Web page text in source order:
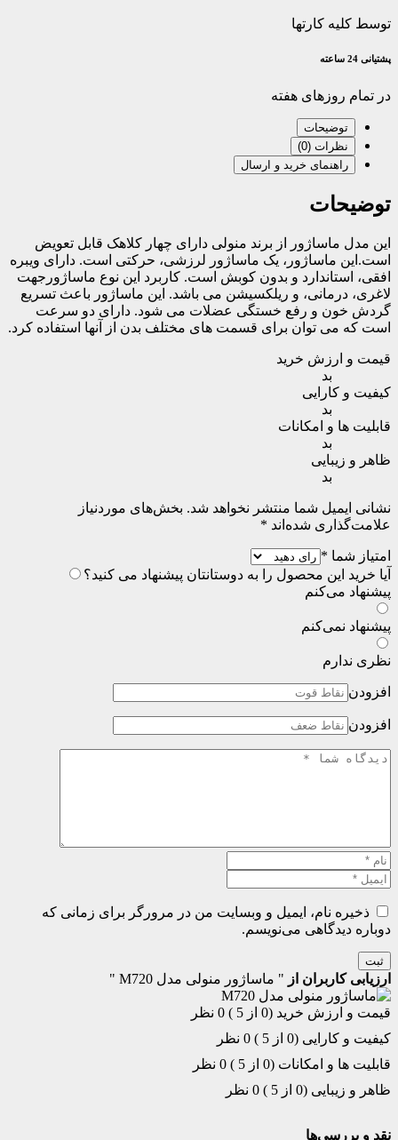
توسط کلیه کارتها
پشتیانی 24 ساعته
در تمام روزهای هفته
توضیحات
نظرات (0)
راهنمای خرید و ارسال
توضیحات
این مدل ماساژور از برند منولی دارای چهار کلاهک قابل تعویض
است.این ماساژور، یک ماساژور لرزشی، حرکتی است. دارای ویبره
افقی، استاندارد و بدون کوبش است. کاربرد این نوع ماساژورجهت
لاغری، درمانی، و ریلکسیشن می باشد. این ماساژور باعث تسریع
گردش خون و رفع خستگی عضلات می شود. دارای دو سرعت
است که می توان برای قسمت های مختلف بدن از آنها استفاده کرد.
قیمت و ارزش خرید
بد
کیفیت و کارایی
بد
قابلیت ها و امکانات
بد
ظاهر و زیبایی
بد
نشانی ایمیل شما منتشر نخواهد شد. بخش‌های موردنیاز
علامت‌گذاری شده‌اند *
امتیاز شما *
آیا خرید این محصول را به دوستانتان پیشنهاد می کنید؟
پیشنهاد می‌کنم
پیشنهاد نمی‌کنم
نظری ندارم
افزودن
افزودن
ذخیره نام، ایمیل و وبسایت من در مرورگر برای زمانی که
دوباره دیدگاهی می‌نویسم.
ثبت
ارزیابی کاربران از " ماساژور منولی مدل M720 "
قیمت و ارزش خرید (0 از 5 )
0 نظر
کیفیت و کارایی (0 از 5 )
0 نظر
قابلیت ها و امکانات (0 از 5 )
0 نظر
ظاهر و زیبایی (0 از 5 )
0 نظر
نقد و بررسی‌ها